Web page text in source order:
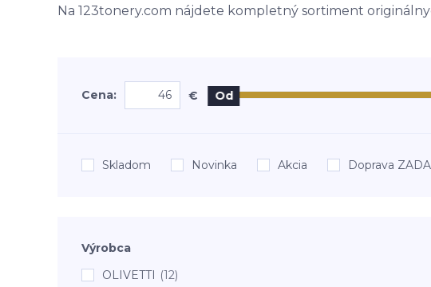
Na 123tonery.com nájdete kompletný sortiment
Cena: € Od
Skladom Novinka Akcia Doprava
Výrobca
OLIVETTI (12)